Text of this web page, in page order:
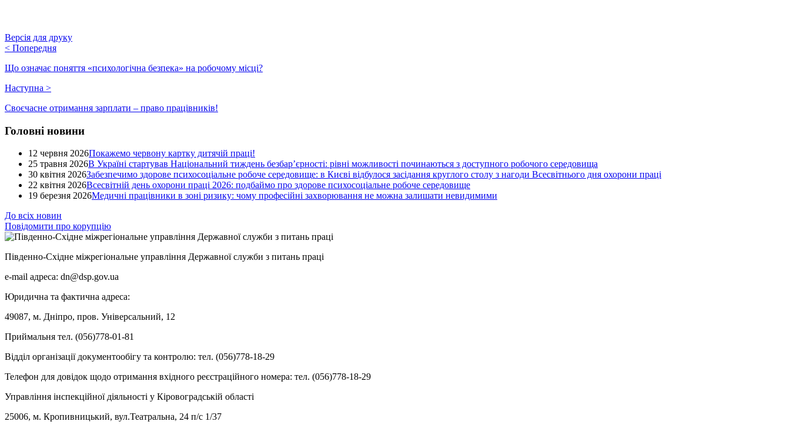
Версія для друку
< Попередня
Що означає поняття «психологічна безпека» на робочому місці?
Наступна >
Своєчасне отримання зарплати – право працівників!
Головні новини
12 червня 2026Покажемо червону картку дитячій праці!
25 травня 2026В Україні стартував Національний тиждень безбар’єрності: рівні можливості починаються з доступного робочого середовища
30 квітня 2026Забезпечимо здорове психосоціальне робоче середовище: в Києві відбулося засідання круглого столу з нагоди Всесвітнього дня охорони праці
22 квітня 2026Всесвітній день охорони праці 2026: подбаймо про здорове психосоціальне робоче середовище
19 березня 2026Медичні працівники в зоні ризику: чому професійні захворювання не можна залишати невидимими
До всіх новин
Повідомити про корупцію
Південно-Східне міжрегіональне управління Державної служби з питань праці
e-mail адреса: dn@dsp.gov.ua
Юридична та фактична адреса:
49087, м. Дніпро, пров. Універсальний, 12
Приймальня тел. (056)778-01-81
Відділ організації документообігу та контролю: тел. (056)778-18-29
Телефон для довідок щодо отримання вхідного реєстраційного номера: тел. (056)778-18-29
Управління інспекційної діяльності у Кіровоградській області
25006, м. Кропивницький, вул.Театральна, 24 п/с 1/37